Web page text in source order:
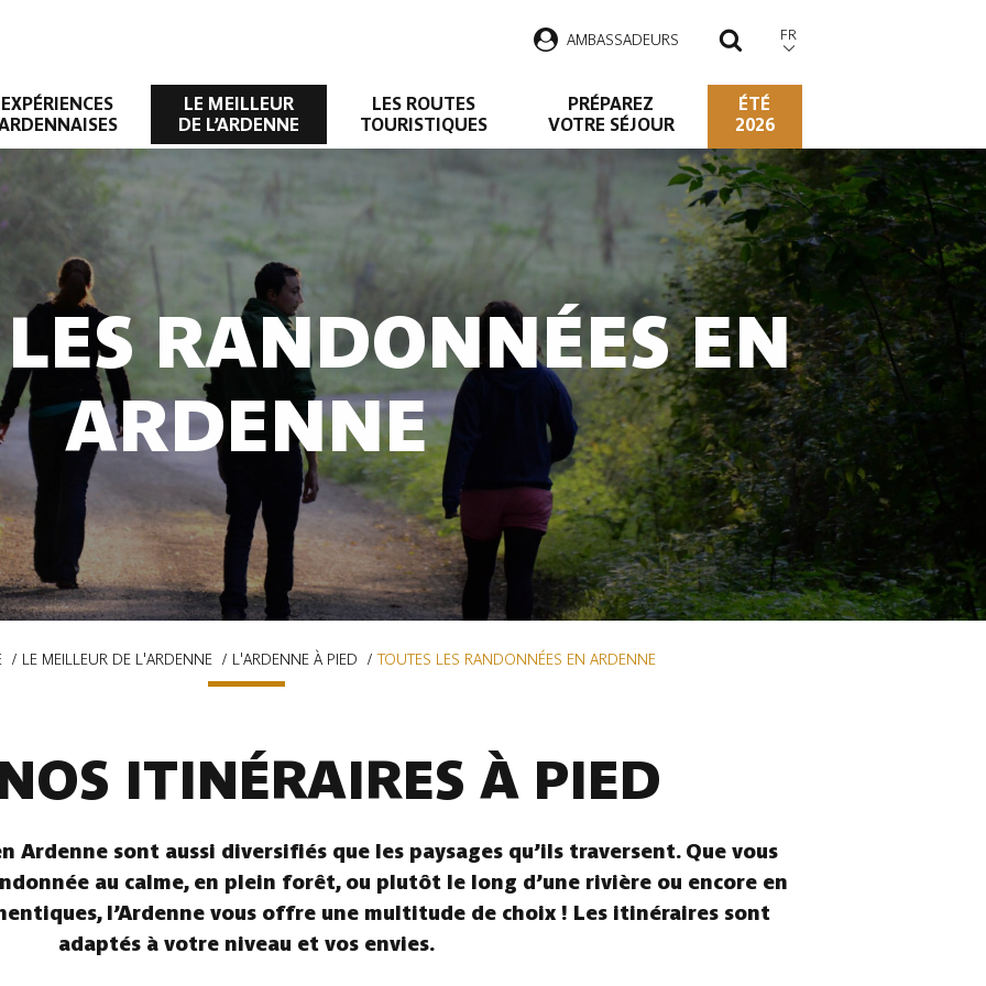
AMBASSADEURS RECHERCHER
FR
EXPÉRIENCES
LE MEILLEUR
DE L’ARDENNE
LES ROUTES
TOURISTIQUES
PRÉPAREZ
VOTRE SÉJOUR
ÉTÉ
2026
RANDONNÉES EN
ARDENNE
LE MEILLEUR DE L'ARDENNE L'ARDENNE À PIED TOUTES LES RANDONNÉES EN ARDENNE
ITINÉRAIRES À PIED
Ardenne sont aussi diversifiés que les paysages qu’ils traversent. Que vous
au calme, en plein forêt, ou plutôt le long d’une rivière ou encore en
l’Ardenne vous offre une multitude de choix ! Les itinéraires sont
adaptés à votre niveau et vos envies.